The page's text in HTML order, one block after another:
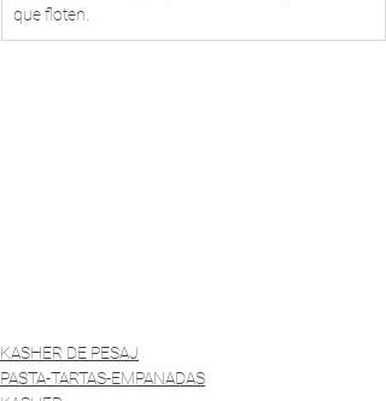
que floten.
KASHER DE PESAJ
PASTA-TARTAS-EMPANADAS